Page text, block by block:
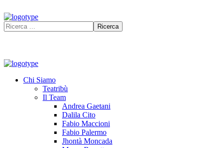
Chi Siamo
Teatribù
Il Team
Andrea Gaetani
Dalila Cito
Fabio Maccioni
Fabio Palermo
Jhontà Moncada